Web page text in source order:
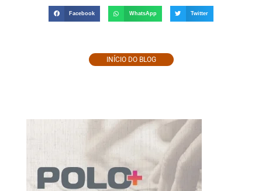
Facebook WhatsApp Twitter
INÍCIO DO BLOG